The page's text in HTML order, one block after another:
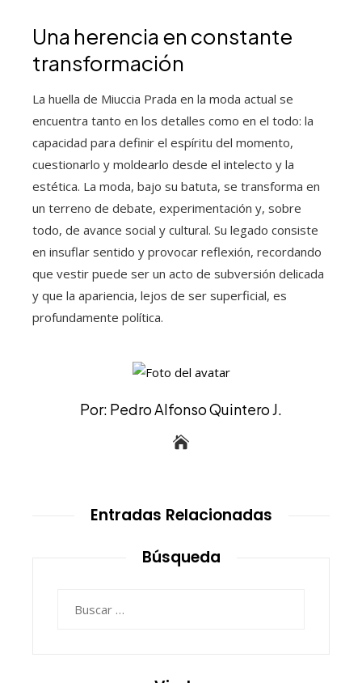
Una herencia en constante
transformación
La huella de Miuccia Prada en la moda actual se
encuentra tanto en los detalles como en el todo: la
capacidad para definir el espíritu del momento,
cuestionarlo y moldearlo desde el intelecto y la
estética. La moda, bajo su batuta, se transforma en
un terreno de debate, experimentación y, sobre
todo, de avance social y cultural. Su legado consiste
en insuflar sentido y provocar reflexión, recordando
que vestir puede ser un acto de subversión delicada
y que la apariencia, lejos de ser superficial, es
profundamente política.
Por: Pedro Alfonso Quintero J.
Entradas Relacionadas
Búsqueda